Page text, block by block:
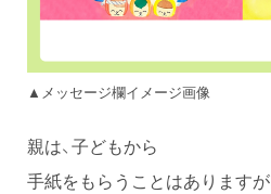
▲メッセージ欄イメージ画像
親は、子どもから
手紙をもらうことはありますが